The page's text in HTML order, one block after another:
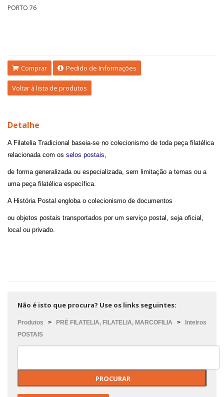
PORTO 76
Comprar Pedido de Informações
Voltar à lista de produtos
Detalhe
A Filatelia Tradicional baseia-se no colecionismo de toda peça filatélica
relacionada com os selos postais,
de forma generalizada ou especializada, sem limitação a temas ou a
uma peça filatélica específica.
A História Postal engloba o colecionismo de documentos
ou objetos postais transportados por um serviço postal, seja oficial,
local ou privado.
Não é isto que procura? Use os links seguintes:
Produtos > PRÉ FILATELIA, FILATELIA, MARCOFILIA >
Inteiros
POSTAIS